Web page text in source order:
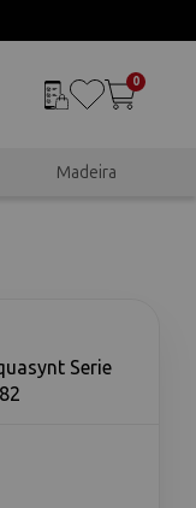
0
Madeira
Serie